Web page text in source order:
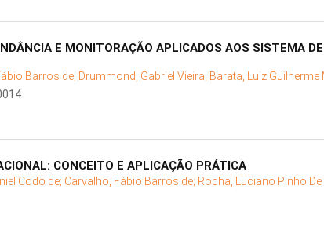
E MONITORAÇÃO APLICADOS AOS SISTEMA
Barros de; Drummond, Gabriel Vieira; Barata, Luiz Guilherme
CONCEITO E APLICAÇÃO PRÁTICA
Codo de; Carvalho, Fábio Barros de; Rocha, Luciano Pinho De